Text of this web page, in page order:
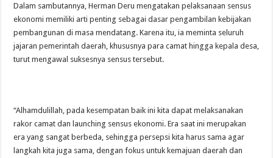
Dalam sambutannya, Herman Deru mengatakan pelaksanaan sensus
ekonomi memiliki arti penting sebagai dasar pengambilan kebijakan
pembangunan di masa mendatang. Karena itu, ia meminta seluruh
jajaran pemerintah daerah, khususnya para camat hingga kepala desa,
turut mengawal suksesnya sensus tersebut.
“Alhamdulillah, pada kesempatan baik ini kita dapat melaksanakan
rakor camat dan launching sensus ekonomi. Era saat ini merupakan
era yang sangat berbeda, sehingga persepsi kita harus sama agar
langkah kita juga sama, dengan fokus untuk kemajuan daerah dan